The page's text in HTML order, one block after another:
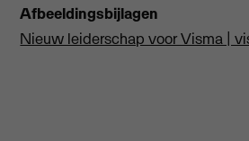
Afbeeldingsbijlagen
Nieuw leiderschap voor Visma |